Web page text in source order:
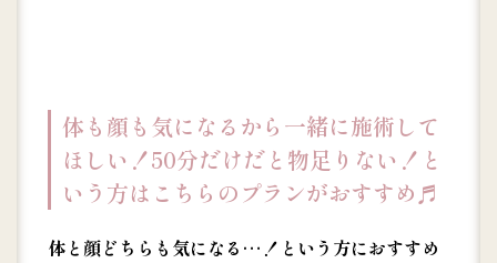
体も顔も気になるから一緒に施術して
ほしい！50分だけだと物足りない！と
いう方はこちらのプランがおすすめ♬
体と顔どちらも気になる…！という方におすすめ